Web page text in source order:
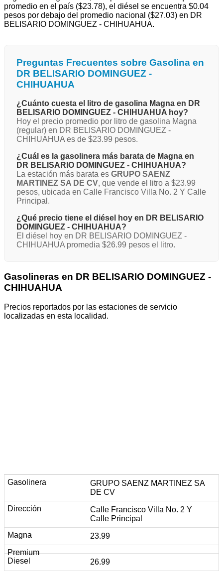
promedio en el país ($23.78), el diésel se encuentra $0.04
pesos por debajo del promedio nacional ($27.03) en DR
BELISARIO DOMINGUEZ - CHIHUAHUA.
Preguntas Frecuentes sobre Gasolina en
DR BELISARIO DOMINGUEZ -
CHIHUAHUA
¿Cuánto cuesta el litro de gasolina Magna en DR
BELISARIO DOMINGUEZ - CHIHUAHUA hoy?
Hoy el precio promedio por litro de gasolina Magna
(regular) en DR BELISARIO DOMINGUEZ -
CHIHUAHUA es de $23.99 pesos.
¿Cuál es la gasolinera más barata de Magna en
DR BELISARIO DOMINGUEZ - CHIHUAHUA?
La estación más barata es GRUPO SAENZ
MARTINEZ SA DE CV, que vende el litro a $23.99
pesos, ubicada en Calle Francisco Villa No. 2 Y Calle
Principal.
¿Qué precio tiene el diésel hoy en DR BELISARIO
DOMINGUEZ - CHIHUAHUA?
El diésel hoy en DR BELISARIO DOMINGUEZ -
CHIHUAHUA promedia $26.99 pesos el litro.
Gasolineras en DR BELISARIO DOMINGUEZ -
CHIHUAHUA
Precios reportados por las estaciones de servicio
localizadas en esta localidad.
GRUPO SAENZ MARTINEZ SA
DE CV
Calle Francisco Villa No. 2 Y
Calle Principal
23.99
26.99